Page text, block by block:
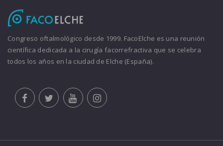
Congreso oftalmológico desde 1999. FacoElche es una reunión
científica dedicada a la cirugía facorrefractiva que se celebra
todos los años en la ciudad de Elche (España).